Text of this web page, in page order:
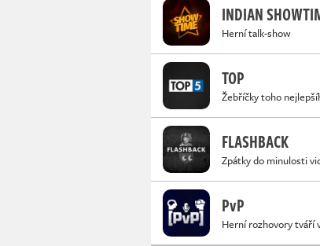
INDIAN
Herní talk-show
TOP
Žebříčky toho
FLASHBACK
Zpátky do minulosti
PvP
Herní rozhovory tváří